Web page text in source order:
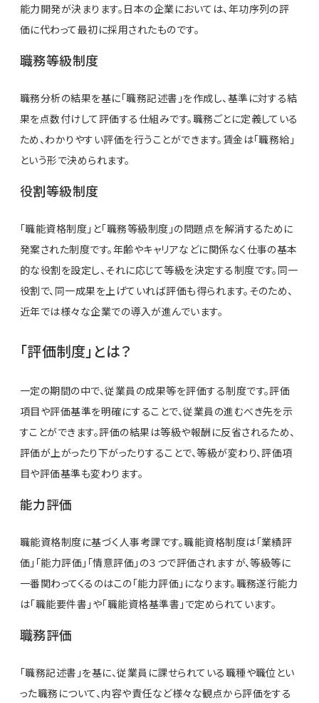
能力開発が決まります。日本の企業においては、年功序列の評
価に代わって最初に採用されたものです。
職務等級制度
職務分析の結果を基に「職務記述書」を作成し、基準に対する結
果を点数付けして評価する仕組みです。職務ごとに定義している
ため、わかりやすい評価を行うことができます。賃金は「職務給」
という形で決められます。
役割等級制度
「職能資格制度」と「職務等級制度」の問題点を解消するために
発案された制度です。年齢やキャリアなどに関係なく仕事の基本
的な役割を設定し、それに応じて等級を決定する制度です。同一
役割で、同一成果を上げていれば評価も得られます。そのため、
近年では様々な企業での導入が進んでいます。
「評価制度」とは？
一定の期間の中で、従業員の成果等を評価する制度です。評価
項目や評価基準を明確にすることで、従業員の進むべき先を示
すことができます。評価の結果は等級や報酬に反省されるため、
評価が上がったり下がったりすることで、等級が変わり、評価項
目や評価基準も変わります。
能力評価
職能資格制度に基づく人事考課です。職能資格制度は「業績評
価」「能力評価」「情意評価」の３つで評価されますが、等級等に
一番関わってくるのはこの「能力評価」になります。職務遂行能力
は「職能要件書」や「職能資格基準書」で定められています。
職務評価
「職務記述書」を基に、従業員に課せられている職種や職位とい
った職務について、内容や責任など様々な観点から評価をする